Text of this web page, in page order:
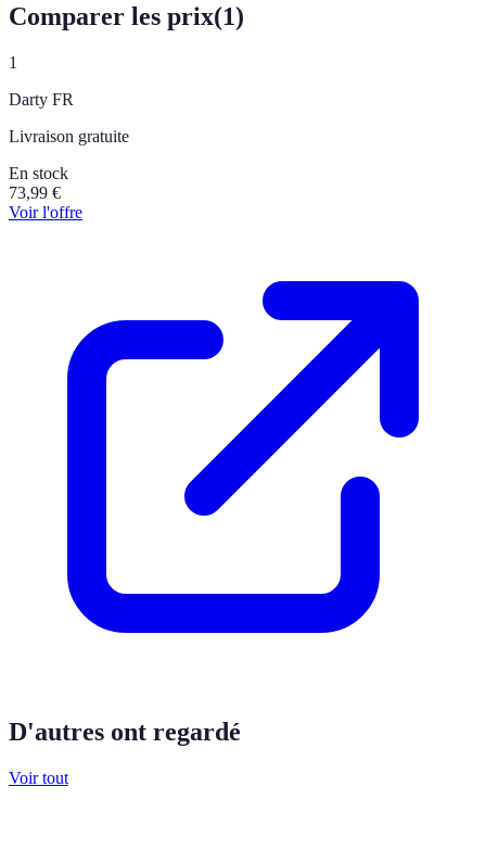
Comparer les prix(1)
1
Darty FR
Livraison gratuite
En stock
73,99 €
Voir l'offre
D'autres ont regardé
Voir tout